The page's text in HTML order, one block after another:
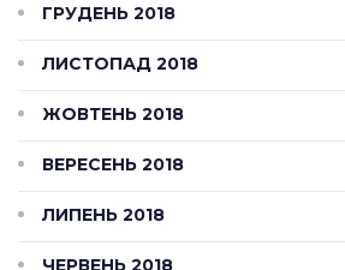
ГРУДЕНЬ 2018
ЛИСТОПАД 2018
ЖОВТЕНЬ 2018
ВЕРЕСЕНЬ 2018
ЛИПЕНЬ 2018
ЧЕРВЕНЬ 2018